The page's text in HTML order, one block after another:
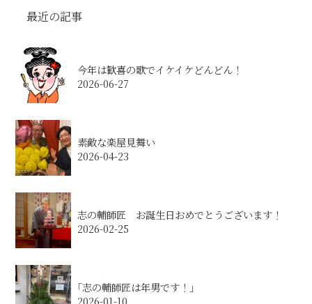
最近の記事
今年は歓喜の歌でイケイケどんどん！
2026-06-27
素敵な楽屋見舞い
2026-04-23
志の輔師匠 お誕生日おめでとうございます！
2026-02-25
｢志の輔師匠は年男です！｣